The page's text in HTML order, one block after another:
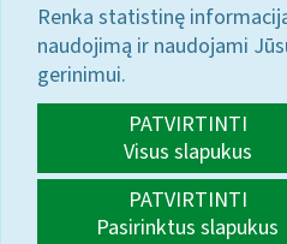
Renka statistinę
naudojimą ir naudojami
gerinimui.
PATVIRTINTI
Visus slapukus
PATVIRTINTI
Pasirinktus slapukus